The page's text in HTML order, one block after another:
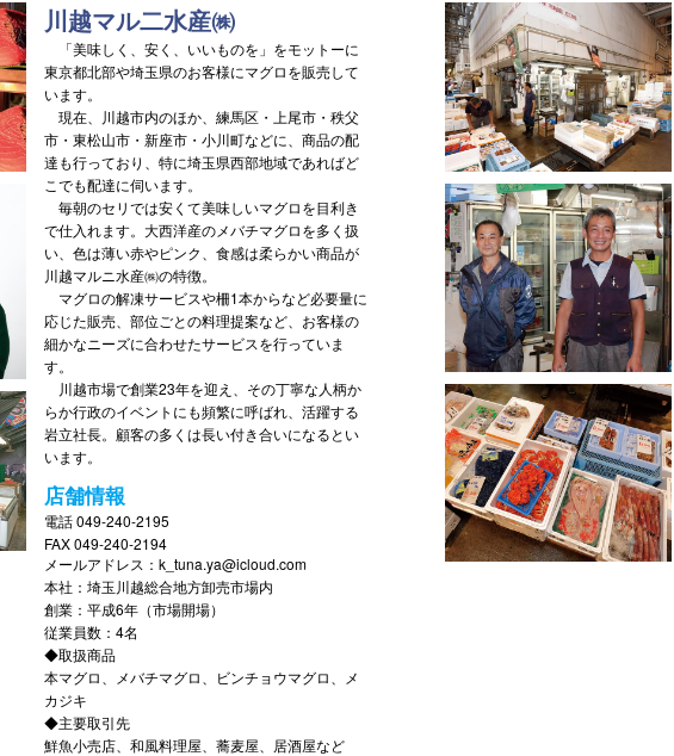
川越マル二水産㈱
「美味しく、安く、いいものを」をモットーに
東京都北部や埼玉県のお客様にマグロを販売して
います。
現在、川越市内のほか、練馬区・上尾市・秩父
市・東松山市・新座市・小川町などに、商品の配
達も行っており、特に埼玉県西部地域であればど
こでも配達に伺います。
毎朝のセリでは安くて美味しいマグロを目利き
で仕入れます。大西洋産のメバチマグロを多く扱
い、色は薄い赤やピンク、食感は柔らかい商品が
川越マルニ水産㈱の特徴。
マグロの解凍サービスや柵1本からなど必要量に
応じた販売、部位ごとの料理提案など、お客様の
細かなニーズに合わせたサービスを行っていま
す。
川越市場で創業23年を迎え、その丁寧な人柄か
らか行政のイベントにも頻繁に呼ばれ、活躍する
岩立社長。顧客の多くは長い付き合いになるとい
います。
店舗情報
電話 049-240-2195
FAX 049-240-2194
メールアドレス：k_tuna.ya@icloud.com
本社：埼玉川越総合地方卸売市場内
創業：平成6年（市場開場）
従業員数：4名
◆取扱商品
本マグロ、メバチマグロ、ビンチョウマグロ、メ
カジキ
◆主要取引先
鮮魚小売店、和風料理屋、蕎麦屋、居酒屋など